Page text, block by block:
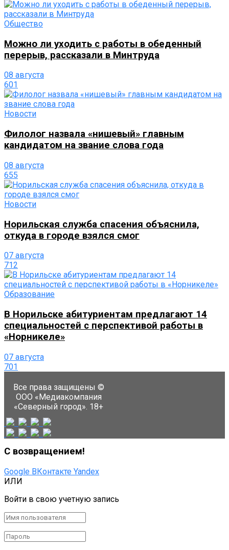
Общество
Можно ли уходить с работы в обеденный
перерыв, рассказали в Минтруда
08 августа
601
Новости
Филолог назвала «нишевый» главным
кандидатом на звание слова года
08 августа
655
Новости
Норильская служба спасения объяснила,
откуда в городе взялся смог
07 августа
712
Образование
В Норильске абитуриентам предлагают 14
специальностей с перспективой работы в
«Норникеле»
07 августа
701
Все права защищены ©
ООО «Медиакомпания
«Северный город». 18+
С возвращением!
Google ВКонтакте Yandex
ИЛИ
Войти в свою учетную запись